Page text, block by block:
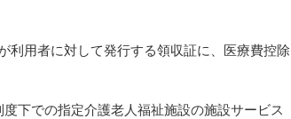
用者に対して発行する領収証に、医療費控除
下での指定介護老人福祉施設の施設サービス